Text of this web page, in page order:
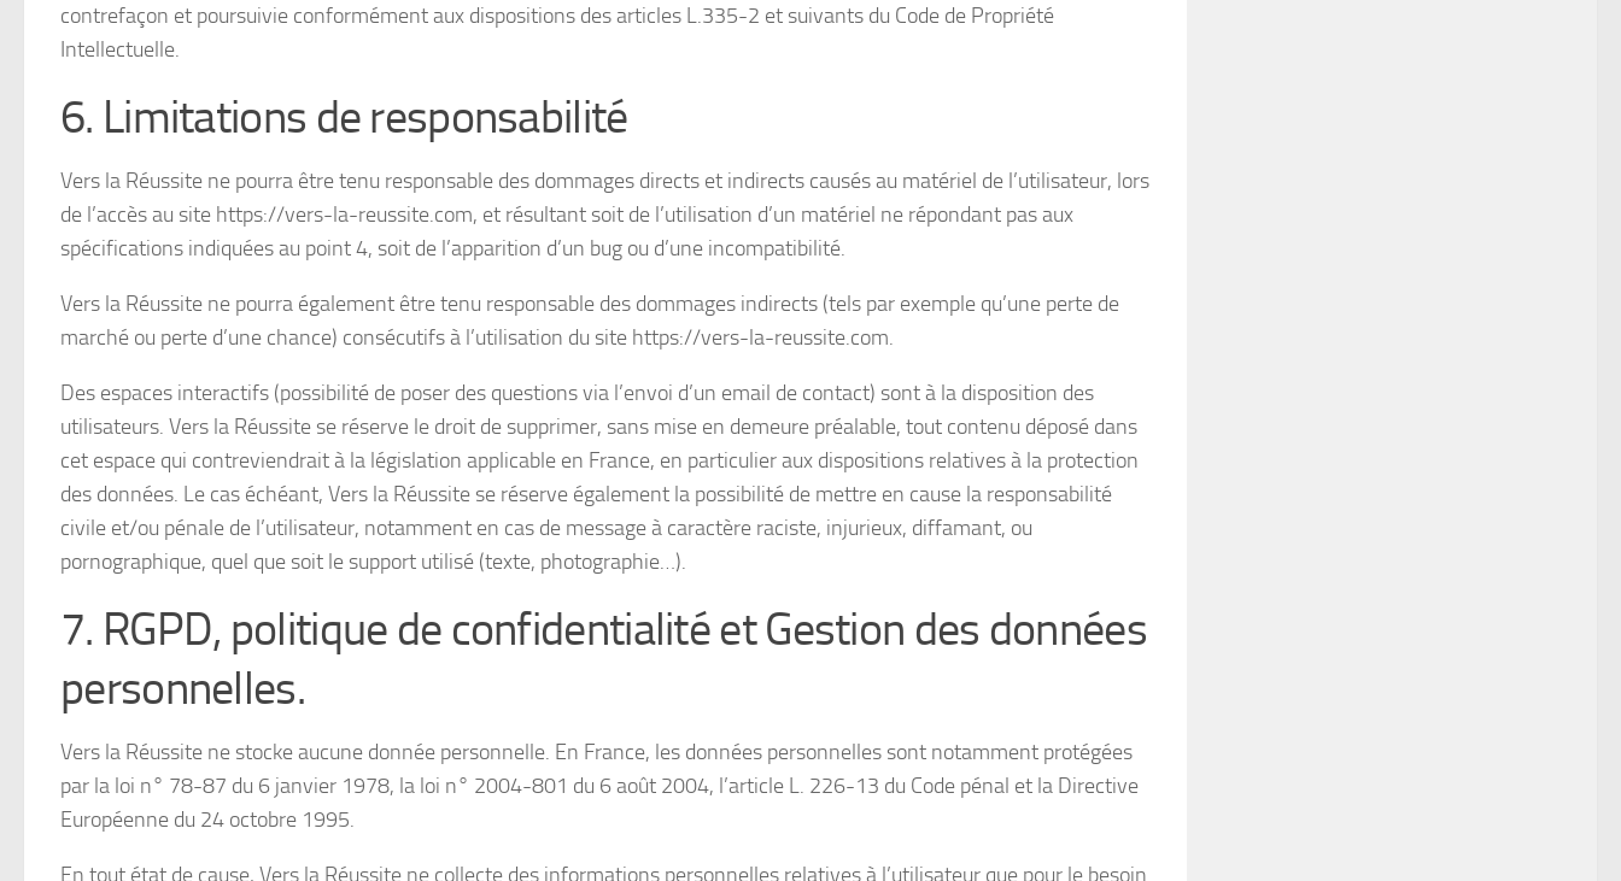
contrefaçon et poursuivie conformément aux dispositions des articles L.335-2 et suivants du Code de Propriété
Intellectuelle.
6. Limitations de responsabilité
Vers la Réussite ne pourra être tenu responsable des dommages directs et indirects causés au matériel de l’utilisateur, lors
de l’accès au site https://vers-la-reussite.com, et résultant soit de l’utilisation d’un matériel ne répondant pas aux
spécifications indiquées au point 4, soit de l’apparition d’un bug ou d’une incompatibilité.
Vers la Réussite ne pourra également être tenu responsable des dommages indirects (tels par exemple qu’une perte de
marché ou perte d’une chance) consécutifs à l’utilisation du site https://vers-la-reussite.com.
Des espaces interactifs (possibilité de poser des questions via l’envoi d’un email de contact) sont à la disposition des
utilisateurs. Vers la Réussite se réserve le droit de supprimer, sans mise en demeure préalable, tout contenu déposé dans
cet espace qui contreviendrait à la législation applicable en France, en particulier aux dispositions relatives à la protection
des données. Le cas échéant, Vers la Réussite se réserve également la possibilité de mettre en cause la responsabilité
civile et/ou pénale de l’utilisateur, notamment en cas de message à caractère raciste, injurieux, diffamant, ou
pornographique, quel que soit le support utilisé (texte, photographie…).
7. RGPD, politique de confidentialité et Gestion des données
personnelles.
Vers la Réussite ne stocke aucune donnée personnelle. En France, les données personnelles sont notamment protégées
par la loi n° 78-87 du 6 janvier 1978, la loi n° 2004-801 du 6 août 2004, l’article L. 226-13 du Code pénal et la Directive
Européenne du 24 octobre 1995.
En tout état de cause, Vers la Réussite ne collecte des informations personnelles relatives à l’utilisateur que pour le besoin